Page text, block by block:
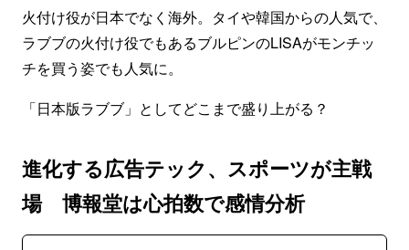
火付け役が日本でなく海外。タイや韓国からの人気で、
ラブブの火付け役でもあるブルピンのLISAがモンチッ
チを買う姿でも人気に。
「日本版ラブブ」としてどこまで盛り上がる？
進化する広告テック、スポーツが主戦
場 博報堂は心拍数で感情分析